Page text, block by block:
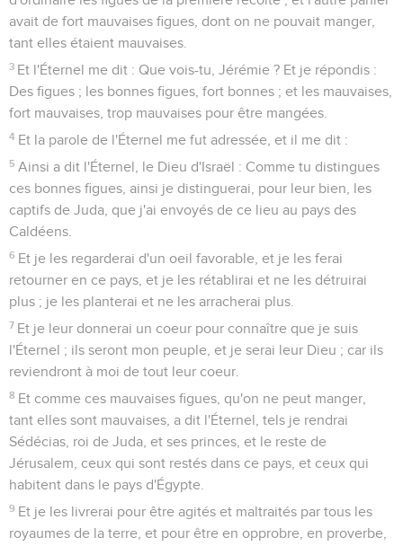
avait de fort mauvaises figues, dont on ne pouvait manger,
tant elles étaient mauvaises.
3 Et l'Éternel me dit : Que vois-tu, Jérémie ? Et je répondis :
Des figues ; les bonnes figues, fort bonnes ; et les mauvaises,
fort mauvaises, trop mauvaises pour être mangées.
4 Et la parole de l'Éternel me fut adressée, et il me dit :
5 Ainsi a dit l'Éternel, le Dieu d'Israël : Comme tu distingues
ces bonnes figues, ainsi je distinguerai, pour leur bien, les
captifs de Juda, que j'ai envoyés de ce lieu au pays des
Caldéens.
6 Et je les regarderai d'un oeil favorable, et je les ferai
retourner en ce pays, et je les rétablirai et ne les détruirai
plus ; je les planterai et ne les arracherai plus.
7 Et je leur donnerai un coeur pour connaître que je suis
l'Éternel ; ils seront mon peuple, et je serai leur Dieu ; car ils
reviendront à moi de tout leur coeur.
8 Et comme ces mauvaises figues, qu'on ne peut manger,
tant elles sont mauvaises, a dit l'Éternel, tels je rendrai
Sédécias, roi de Juda, et ses princes, et le reste de
Jérusalem, ceux qui sont restés dans ce pays, et ceux qui
habitent dans le pays d'Égypte.
9 Et je les livrerai pour être agités et maltraités par tous les
royaumes de la terre, et pour être en opprobre, en proverbe,